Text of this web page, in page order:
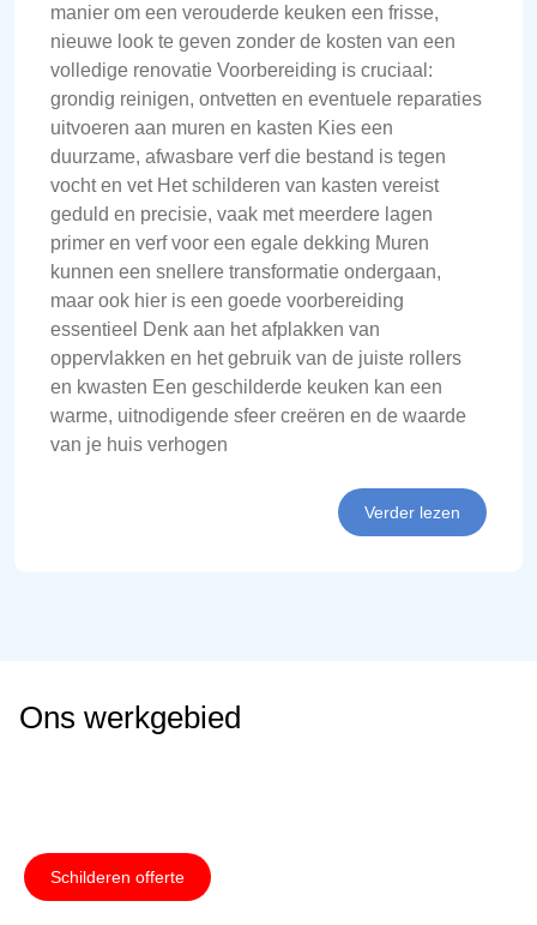
manier om een verouderde keuken een frisse,
nieuwe look te geven zonder de kosten van een
volledige renovatie Voorbereiding is cruciaal:
grondig reinigen, ontvetten en eventuele reparaties
uitvoeren aan muren en kasten Kies een
duurzame, afwasbare verf die bestand is tegen
vocht en vet Het schilderen van kasten vereist
geduld en precisie, vaak met meerdere lagen
primer en verf voor een egale dekking Muren
kunnen een snellere transformatie ondergaan,
maar ook hier is een goede voorbereiding
essentieel Denk aan het afplakken van
oppervlakken en het gebruik van de juiste rollers
en kwasten Een geschilderde keuken kan een
warme, uitnodigende sfeer creëren en de waarde
van je huis verhogen
Verder lezen
Ons werkgebied
Schilderen offerte